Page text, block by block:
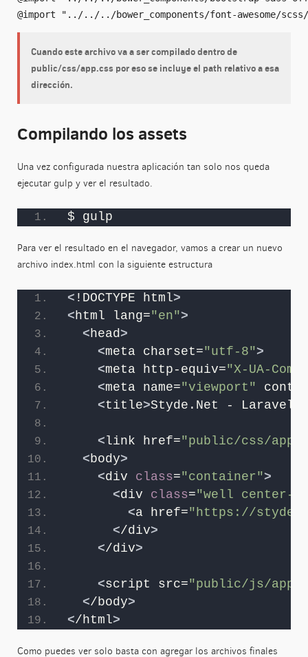
Cuando este archivo va a ser compilado dentro de
public/css/app.csspor eso se incluye el path relativo a esa
dirección.
Compilando los assets
Una vez configurada nuestra aplicación tan solo nos queda
ejecutar gulp y ver el resultado.
$ gulp
Para ver el resultado en el navegador, vamos a crear un nuevo
archivo index.html con la siguiente estructura
< !DOCTYPE html>
<html lang="en">
<head>
<meta charset="utf-8">
<meta http-equiv="X-UA-
<meta name="viewport"
<title>Styde.Net - Laravel
<link href="public/css/
<body>
<div class="container">
<div class="well center-
<a href="https://
</div>
</div>
<script src="public/js/
</body>
</html>
Como puedes ver solo basta con agregar los archivos finales